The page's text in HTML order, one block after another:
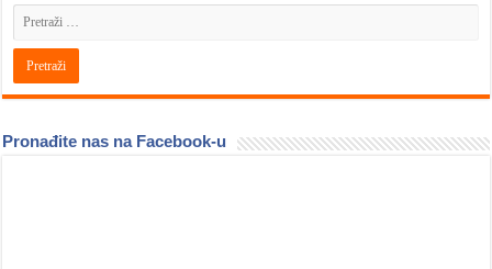
Pronađite nas na Facebook-u